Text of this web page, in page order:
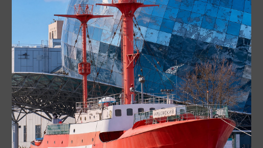
Площадь Победы, 1Открыто
ул. Октябрьская, 2/3Открыто
События
Туры и экскурсии
Где поесть
Чем заняться